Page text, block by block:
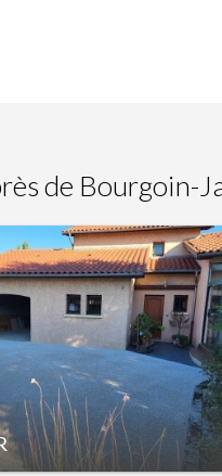
de Bourgoin-